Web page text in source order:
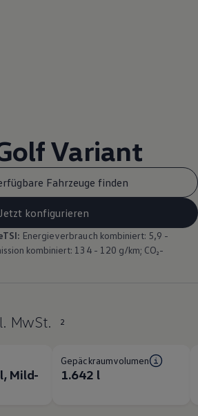
Variant
Fahrzeuge finden
konfigurieren
Energieverbrauch kombiniert: 5,9 -
kombiniert: 134 - 120 g/km; CO₂-
MwSt. 2
Mild-
Gepäckraumvolumen
1.642 l